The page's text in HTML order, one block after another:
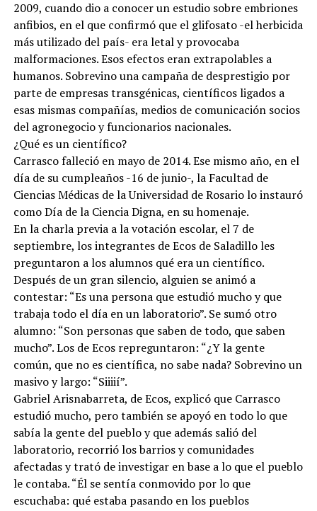
2009, cuando dio a conocer un estudio sobre embriones
anfibios, en el que confirmó que el glifosato -el herbicida
más utilizado del país- era letal y provocaba
malformaciones. Esos efectos eran extrapolables a
humanos. Sobrevino una campaña de desprestigio por
parte de empresas transgénicas, científicos ligados a
esas mismas compañías, medios de comunicación socios
del agronegocio y funcionarios nacionales.
¿Qué es un científico?
Carrasco falleció en mayo de 2014. Ese mismo año, en el
día de su cumpleaños -16 de junio-, la Facultad de
Ciencias Médicas de la Universidad de Rosario lo instauró
como Día de la Ciencia Digna, en su homenaje.
En la charla previa a la votación escolar, el 7 de
septiembre, los integrantes de Ecos de Saladillo les
preguntaron a los alumnos qué era un científico.
Después de un gran silencio, alguien se animó a
contestar: “Es una persona que estudió mucho y que
trabaja todo el día en un laboratorio”. Se sumó otro
alumno: “Son personas que saben de todo, que saben
mucho”. Los de Ecos repreguntaron: “¿Y la gente
común, que no es científica, no sabe nada? Sobrevino un
masivo y largo: “Siiiií”.
Gabriel Arisnabarreta, de Ecos, explicó que Carrasco
estudió mucho, pero también se apoyó en todo lo que
sabía la gente del pueblo y que además salió del
laboratorio, recorrió los barrios y comunidades
afectadas y trató de investigar en base a lo que el pueblo
le contaba. “Él se sentía conmovido por lo que
escuchaba: qué estaba pasando en los pueblos